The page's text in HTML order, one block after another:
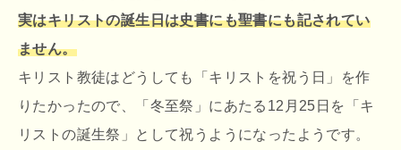
実はキリストの誕生日は史書にも聖書にも記されてい
ません。
キリスト教徒はどうしても「キリストを祝う日」を作
りたかったので、「冬至祭」にあたる12月25日を「キ
リストの誕生祭」として祝うようになったようです。